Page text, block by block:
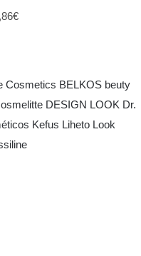
€
Cosmetics BELKOS beuty
DESIGN LOOK Dr.
Kefus Liheto Look